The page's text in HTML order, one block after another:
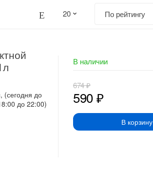
(сегодня до
до 22:00)
В наличии
590₽
674₽
В корзину